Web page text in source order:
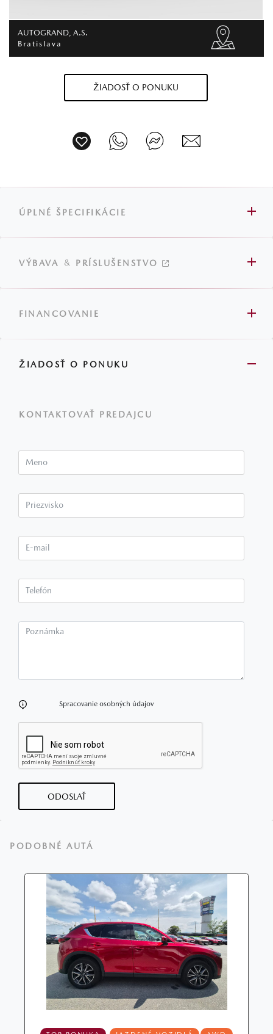
AUTOGRAND, A.S.
Bratislava
ŽIADOSŤ O PONUKU
ÚPLNÉ ŠPECIFIKÁCIE
VÝBAVA & PRÍSLUŠENSTVO
FINANCOVANIE
ŽIADOSŤ O PONUKU
KONTAKTOVAŤ PREDAJCU
Spracovanie osobných údajov
ODOSLAŤ
PODOBNÉ AUTÁ